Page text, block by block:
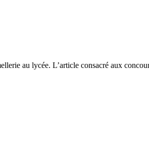
au lycée. L’article consacré aux